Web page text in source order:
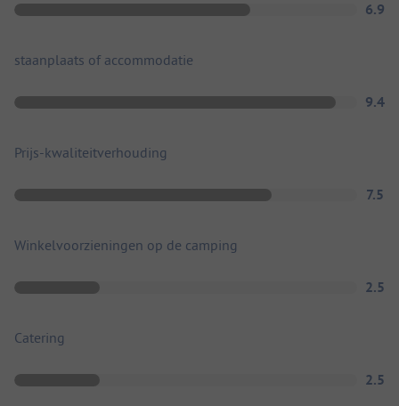
6.9
staanplaats of accommodatie
9.4
Prijs-kwaliteitverhouding
7.5
Winkelvoorzieningen op de camping
2.5
Catering
2.5